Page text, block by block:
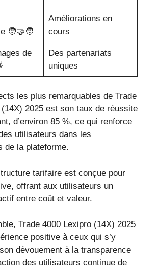
🧑‍🤝‍🧑
Améliorations en
cours
de
Des partenariats
uniques
les plus remarquables de Trade
2025 est son taux de réussite
d’environ 85 %, ce qui renforce
utilisateurs dans les
de la plateforme.
tarifaire est conçue pour
offrant aux utilisateurs un
entre coût et valeur.
Trade 4000 Lexipro (14X) 2025
positive à ceux qui s’y
dévouement à la transparence
des utilisateurs continue de